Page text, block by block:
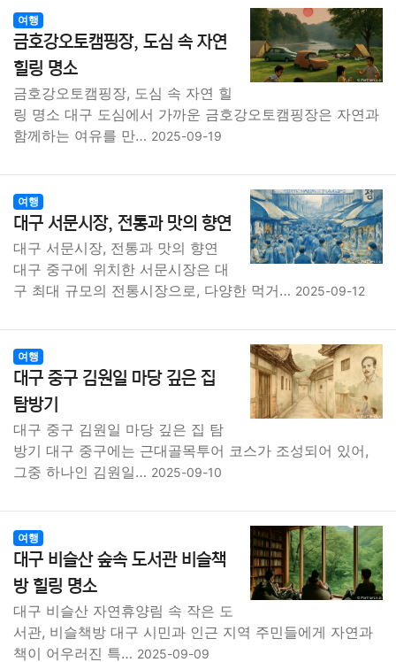
여행
금호강오토캠핑장, 도심 속 자연
힐링 명소
금호강오토캠핑장, 도심 속 자연 힐
링 명소 대구 도심에서 가까운 금호강오토캠핑장은 자연과
함께하는 여유를 만… 2025-09-19
여행
대구 서문시장, 전통과 맛의 향연
대구 서문시장, 전통과 맛의 향연
대구 중구에 위치한 서문시장은 대
구 최대 규모의 전통시장으로, 다양한 먹거… 2025-09-12
여행
대구 중구 김원일 마당 깊은 집
탐방기
대구 중구 김원일 마당 깊은 집 탐
방기 대구 중구에는 근대골목투어 코스가 조성되어 있어,
그중 하나인 김원일… 2025-09-10
여행
대구 비슬산 숲속 도서관 비슬책
방 힐링 명소
대구 비슬산 자연휴양림 속 작은 도
서관, 비슬책방 대구 시민과 인근 지역 주민들에게 자연과
책이 어우러진 특… 2025-09-09